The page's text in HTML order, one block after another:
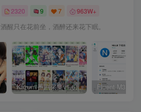
2320 9 7 963W+
酒醒只在花前坐，酒醉还来花下眠。
Kazumi番剧采集v1.6.9：支持自定义规则+在线观看+弹幕，跨平台下载